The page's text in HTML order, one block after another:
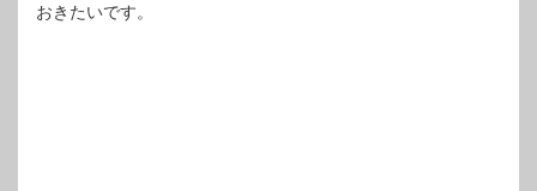
おきたいです。